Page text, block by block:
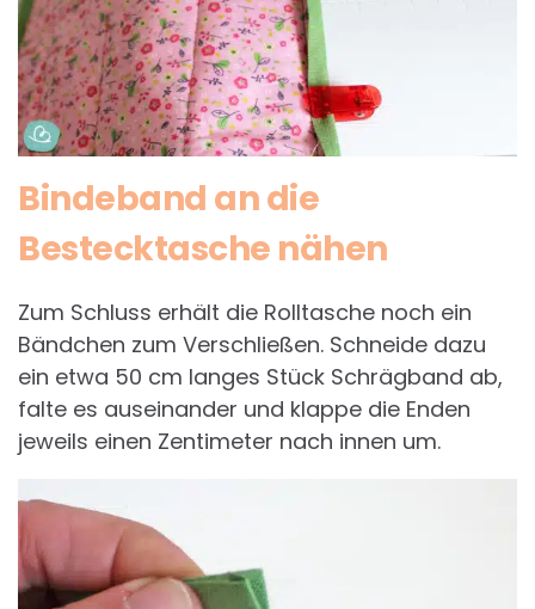
Bindeband an die
Bestecktasche nähen
Zum Schluss erhält die Rolltasche noch ein
Bändchen zum Verschließen. Schneide dazu
ein etwa 50 cm langes Stück Schrägband ab,
falte es auseinander und klappe die Enden
jeweils einen Zentimeter nach innen um.